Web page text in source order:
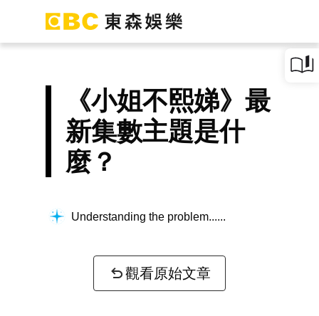
《小姐不熙娣》最
新集數主題是什
麼？
Understanding the problem...
觀看原始文章